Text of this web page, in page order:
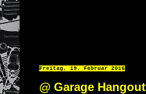
Freitag, 19. Februar 2016
@ Garage Hangout